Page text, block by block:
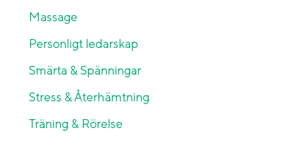
Massage
Personligt ledarskap
Smärta & Spänningar
Stress & Återhämtning
Träning & Rörelse